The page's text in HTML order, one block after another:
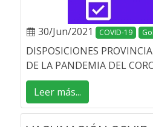
30/Jun/2021 COVID-19
DISPOSICIONES
DE LA PANDEMIA DEL
Leer más...